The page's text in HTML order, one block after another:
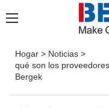
Hogar > Noticias >
qué son los
Bergek